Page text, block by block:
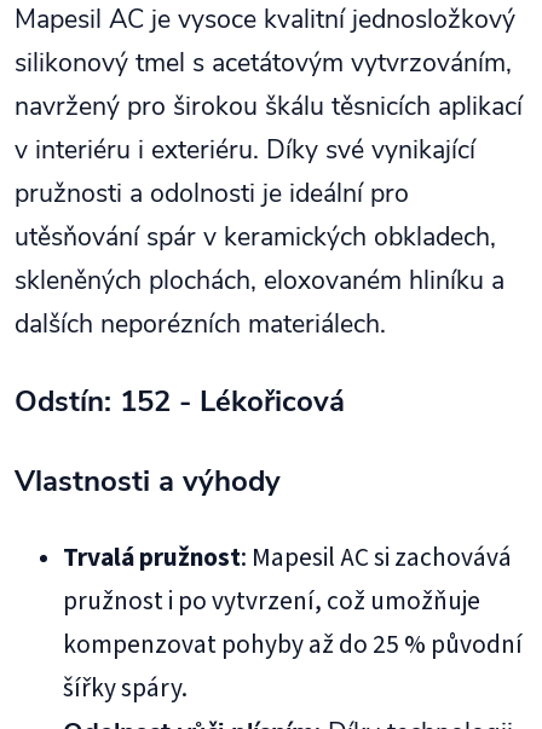
Mapesil AC je vysoce kvalitní jednosložkový
silikonový tmel s acetátovým vytvrzováním,
navržený pro širokou škálu těsnicích aplikací
v interiéru i exteriéru. Díky své vynikající
pružnosti a odolnosti je ideální pro
utěsňování spár v keramických obkladech,
skleněných plochách, eloxovaném hliníku a
dalších neporézních materiálech.
Odstín: 152 - Lékořicová
Vlastnosti a výhody
Trvalá pružnost: Mapesil AC si zachovává
pružnost i po vytvrzení, což umožňuje
kompenzovat pohyby až do 25 % původní
šířky spáry.